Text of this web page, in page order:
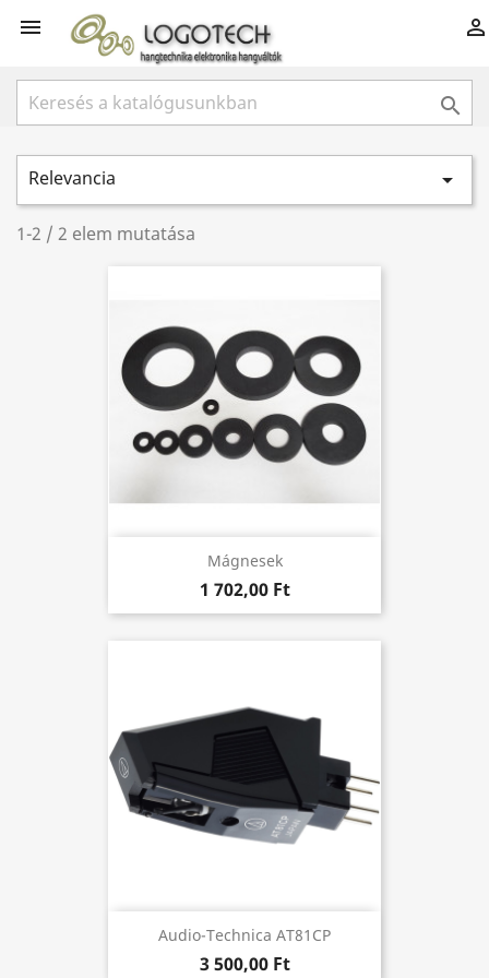
 

Relevancia 
1-2 / 2 elem mutatása
Mágnesek
1 702,00 Ft
Audio-Technica AT81CP
3 500,00 Ft